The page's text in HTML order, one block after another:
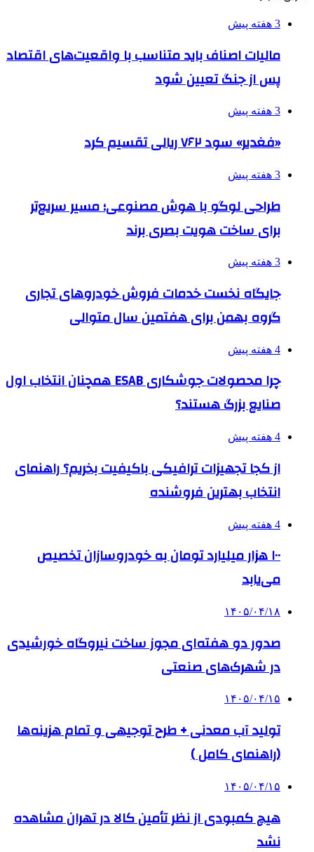
3 هفته پیش
مالیات اصناف باید متناسب با واقعیت‌های اقتصاد
پس از جنگ تعیین شود
3 هفته پیش
«فغدیر» سود ۷۶۲ ریالی تقسیم کرد
3 هفته پیش
طراحی لوگو با هوش مصنوعی؛ مسیر سریع‌تر
برای ساخت هویت بصری برند
3 هفته پیش
جایگاه نخست خدمات فروش خودروهای تجاری
گروه بهمن برای هفتمین سال متوالی
4 هفته پیش
چرا محصولات جوشکاری ESAB همچنان انتخاب اول
صنایع بزرگ هستند؟
4 هفته پیش
از کجا تجهیزات ترافیکی باکیفیت بخریم؟ راهنمای
انتخاب بهترین فروشنده
4 هفته پیش
۱۰۰ هزار میلیارد تومان به خودروسازان تخصیص
می‌یابد
۱۴۰۵/۰۴/۱۸
صدور دو هفته‌ای مجوز ساخت نیروگاه خورشیدی
در شهرک‌های صنعتی
۱۴۰۵/۰۴/۱۵
تولید آب معدنی + طرح توجیهی و تمام هزینه‌ها
(راهنمای کامل )
۱۴۰۵/۰۴/۱۵
هیچ کمبودی از نظر تأمین کالا در تهران مشاهده
نشد